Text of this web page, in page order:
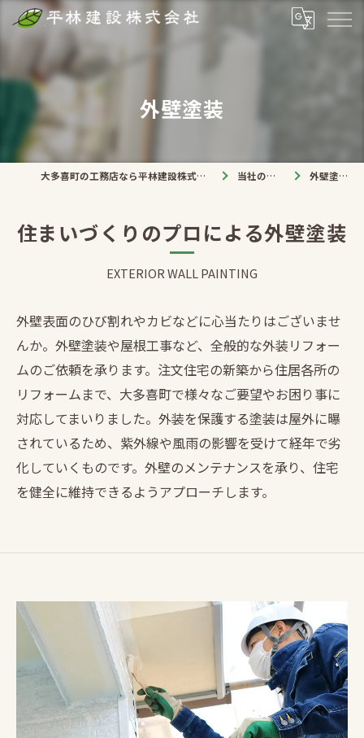
外壁塗装
大多喜町の工務店なら平林建設株式会社 当社の仕事 外壁塗装
住まいづくりのプロによる外壁塗装
EXTERIOR WALL PAINTING
外壁表面のひび割れやカビなどに心当たりはございませ
んか。外壁塗装や屋根工事など、全般的な外装リフォー
ムのご依頼を承ります。注文住宅の新築から住居各所の
リフォームまで、大多喜町で様々なご要望やお困り事に
対応してまいりました。外装を保護する塗装は屋外に曝
されているため、紫外線や風雨の影響を受けて経年で劣
化していくものです。外壁のメンテナンスを承り、住宅
を健全に維持できるようアプローチします。